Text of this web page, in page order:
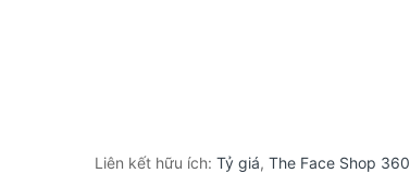
Liên kết hữu ích: Tỷ giá, The Face Shop 360